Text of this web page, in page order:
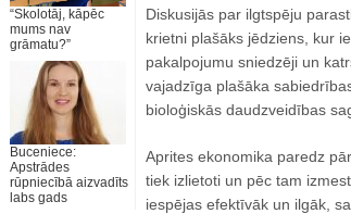
“Skolotāj, kāpēc
mums nav
grāmatu?”
Buceniece:
Apstrādes
rūpniecībā aizvadīts
labs gads
Diskusijās par ilgtspēju
krietni plašāks jēdziens, kur
pakalpojumu sniedzēji un
vajadzīga plašāka
bioloģiskās daudzveidības
Aprites ekonomika paredz
tiek izlietoti un pēc tam
iespējas efektīvāk un ilgāk,